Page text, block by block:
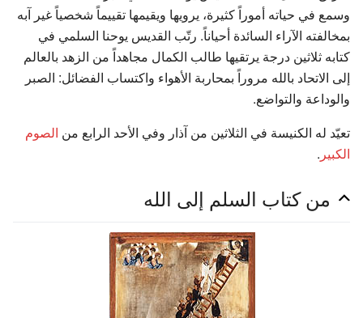
وسمع في حياته أموراً كثيرة، يرويها ويقيمها تقييماً شخصياً غير آبه
بمخالفته الآراء السائدة أحياناً. رتّب القديس يوحنا السلمي في
كتابه ثلاثين درجة يرتقيها طالب الكمال مجاهداً من الزهد بالعالم
إلى الاتحاد بالله مروراً بمحاربة الأهواء واكتساب الفضائل: الصبر
والوداعة والتواضع.
تعيّد له الكنيسة في الثلاثين من آذار وفي الأحد الرابع من الصوم
الكبير .
من كتاب السلم إلى الله